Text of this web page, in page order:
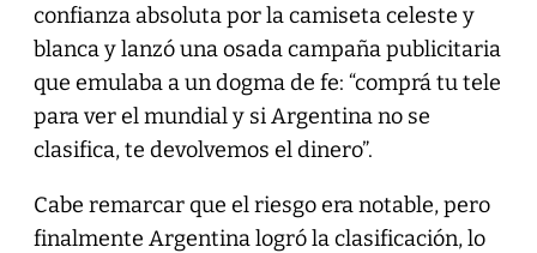
confianza absoluta por la camiseta celeste y
blanca y lanzó una osada campaña publicitaria
que emulaba a un dogma de fe: “comprá tu tele
para ver el mundial y si Argentina no se
clasifica, te devolvemos el dinero”.
Cabe remarcar que el riesgo era notable, pero
finalmente Argentina logró la clasificación, lo